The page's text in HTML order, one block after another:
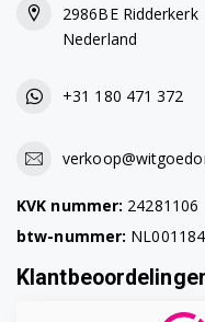
WR47B2D0DN/01
WRB247C0CH/01
WRB247C0FR/01
2986BE Ridderkerk
Nederland
+31 180 471 372
KVK nummer: 24281106
btw-nummer: